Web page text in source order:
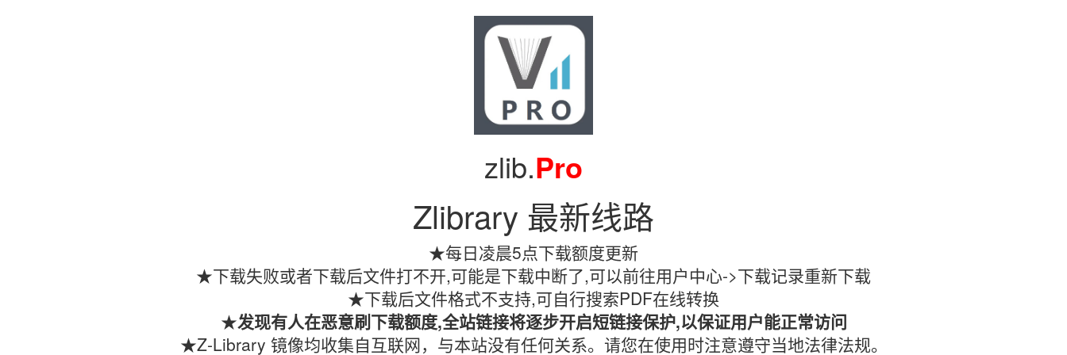
zlib.Pro
Zlibrary 最新线路
★每日凌晨5点下载额度更新
★下载失败或者下载后文件打不开,可能是下载中断了,可以前往用户中心->下载记录重新下载
★下载后文件格式不支持,可自行搜索PDF在线转换
★发现有人在恶意刷下载额度,全站链接将逐步开启短链接保护,以保证用户能正常访问
★Z-Library 镜像均收集自互联网，与本站没有任何关系。请您在使用时注意遵守当地法律法规。